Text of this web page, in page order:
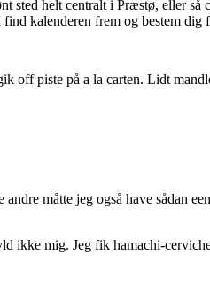
sted helt centralt i Præstø, eller så
kalenderen frem og bestem
off piste på a la carten. Lidt
måtte jeg også have sådan
ikke mig. Jeg fik hamachi-